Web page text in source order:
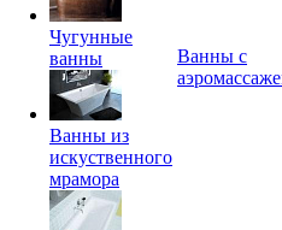
Чугунные
ванны
Ванны из
искуственного
мрамора
Ванны с